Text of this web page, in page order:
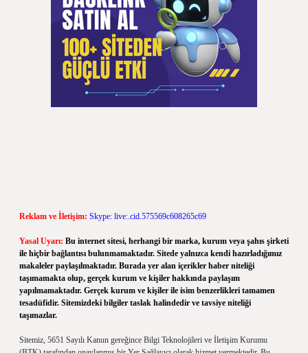
Reklam ve İletişim: Skype: live:.cid.575569c608265c69
Yasal Uyarı: Bu internet sitesi, herhangi bir marka, kurum veya şahıs şirketi
ile hiçbir bağlantısı bulunmamaktadır. Sitede yalnızca kendi hazırladığımız
makaleler paylaşılmaktadır. Burada yer alan içerikler haber niteliği
taşımamakta olup, gerçek kurum ve kişiler hakkında paylaşım
yapılmamaktadır. Gerçek kurum ve kişiler ile isim benzerlikleri tamamen
tesadüfidir. Sitemizdeki bilgiler taslak halindedir ve tavsiye niteliği
taşımazlar.
Sitemiz, 5651 Sayılı Kanun gereğince Bilgi Teknolojileri ve İletişim Kurumu